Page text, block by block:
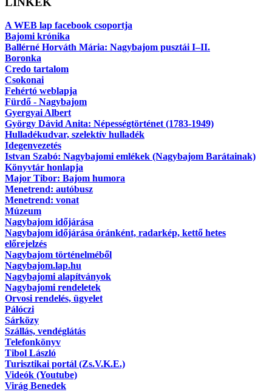
A WEB lap facebook csoportja
Bajomi krónika
Ballérné Horváth Mária: Nagybajom pusztái I–II.
Boronka
Credo tartalom
Csokonai
Fehértó weblapja
Fürdő - Nagybajom
Gyergyai Albert
György Dávid Anita: Népességtörténet (1783-1949)
Hulladékudvar, szelektív hulladék
Idegenvezetés
Istvan Szabó: Nagybajomi emlékek (Nagybajom Barátainak)
Könyvtár honlapja
Major Tibor: Bajom humora
Menetrend: autóbusz
Menetrend: vonat
Múzeum
Nagybajom időjárása
Nagybajom időjárása óránként, radarkép, kettő hetes
előrejelzés
Nagybajom történelméből
Nagybajom.lap.hu
Nagybajomi alapítványok
Nagybajomi rendeletek
Orvosi rendelés, ügyelet
Pálóczi
Sárközy
Szállás, vendéglátás
Telefonkönyv
Tibol László
Turisztikai portál (Zs.V.K.E.)
Videók (Youtube)
Virág Benedek